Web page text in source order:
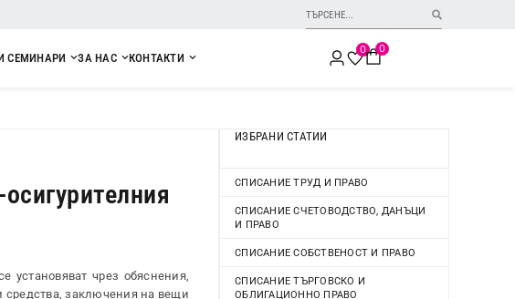
СЕМИНАРИ ЗА НАС КОНТАКТИ
0 0
установяват чрез обяснения,
средства, заключения на вещи
ИЗБРАНИ СТАТИИ
СПИСАНИЕ ТРУД И ПРАВО
СПИСАНИЕ СЧЕТОВОДСТВО, ДАНЪЦИ
И ПРАВО
СПИСАНИЕ СОБСТВЕНОСТ И ПРАВО
СПИСАНИЕ ТЪРГОВСКО И
ОБЛИГАЦИОННО ПРАВО